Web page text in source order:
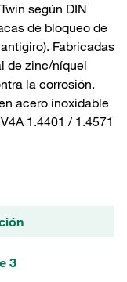
según DIN
de bloqueo de
Fabricadas
de zinc/níquel
la corrosión.
acero inoxidable
1.4401 / 1.4571
3